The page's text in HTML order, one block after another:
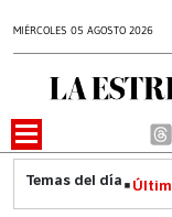
MIÉRCOLES 05 AGOSTO 2026